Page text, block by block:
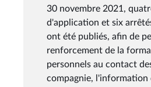
30 novembre 2021,
d'application et six
ont été publiés, afin de
renforcement de la
personnels au contact
compagnie, l'information